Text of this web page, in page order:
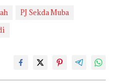
PJ Sekda Muba